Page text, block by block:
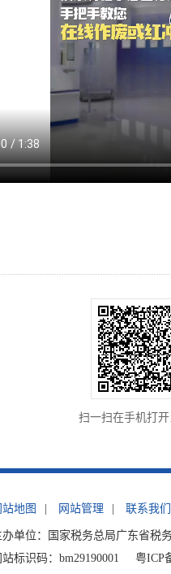
扫一扫在手机打开
站地图 网站管理 联系我们
办单位：国家税务总局广东省税
站标识码：bm29190001
粤ICP